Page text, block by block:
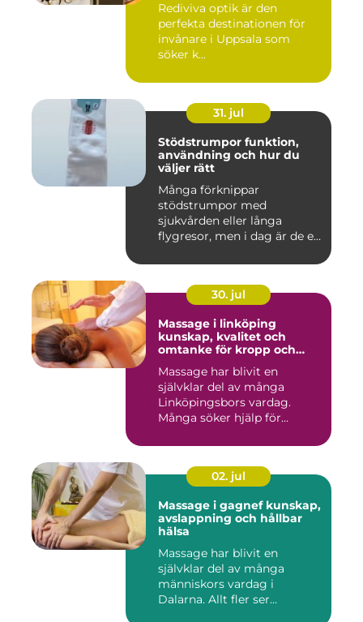
Rediviva optik är den
perfekta destinationen för
invånare i Uppsala som
söker k...
31. jul
Stödstrumpor funktion,
användning och hur du
väljer rätt
Många förknippar
stödstrumpor med
sjukvården eller långa
flygresor, men i dag är de ett
30. jul
Massage i linköping
kunskap, kvalitet och
omtanke för kropp och
Massage har blivit en
självklar del av många
Linköpingsbors vardag.
Många söker hjälp för
02. jul
Massage i gagnef kunskap,
avslappning och hållbar
hälsa
Massage har blivit en
självklar del av många
människors vardag i
Dalarna. Allt fler ser